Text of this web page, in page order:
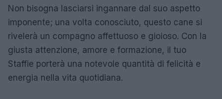
Non bisogna lasciarsi ingannare dal suo aspetto
imponente; una volta conosciuto, questo cane si
rivelerà un compagno affettuoso e gioioso. Con la
giusta attenzione, amore e formazione, il tuo
Staffie porterà una notevole quantità di felicità e
energia nella vita quotidiana.